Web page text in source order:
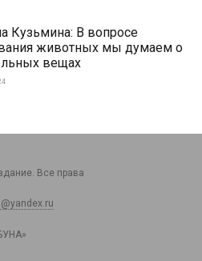
Кузьмина: В вопросе
животных мы думаем о
вещах
Все права